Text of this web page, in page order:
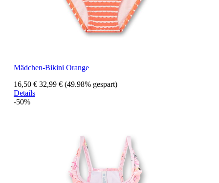
Mädchen-Bikini Orange
16,50 € 32,99 € (49.98% gespart)
Details
-50%